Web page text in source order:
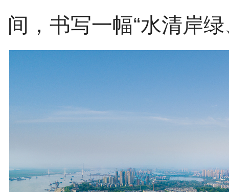
间，书写一幅“水清岸